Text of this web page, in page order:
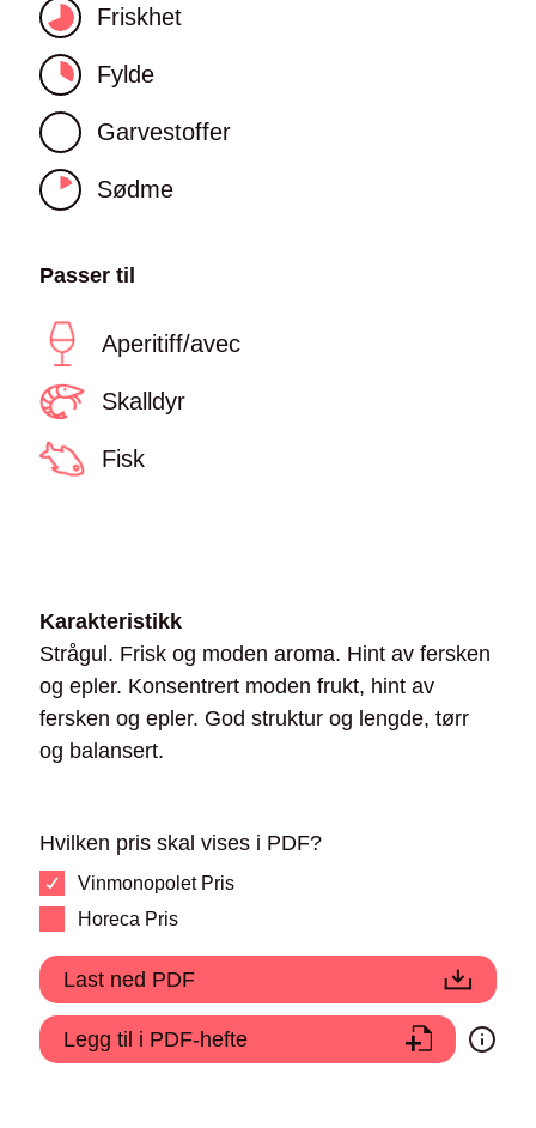
Friskhet
Fylde
Garvestoffer
Sødme
Passer til
Aperitiff/avec
Skalldyr
Fisk
Karakteristikk
Strågul. Frisk og moden aroma. Hint av fersken
og epler. Konsentrert moden frukt, hint av
fersken og epler. God struktur og lengde, tørr
og balansert.
Hvilken pris skal vises i PDF?
Vinmonopolet Pris
Horeca Pris
Last ned PDF
Legg til i PDF-hefte